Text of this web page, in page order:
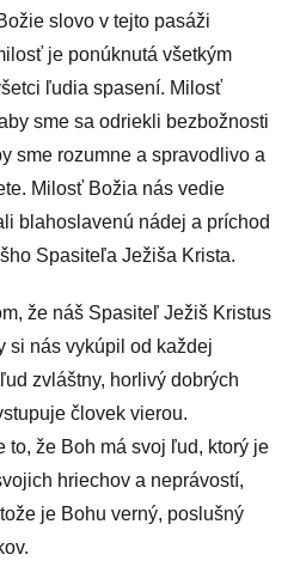
slovo v tejto pasáži
je ponúknutá všetkým
ľudia spasení. Milosť
sme sa odriekli bezbožnosti
sme rozumne a spravodlivo a
Milosť Božia nás vedie
blahoslavenú nádej a príchod
Spasiteľa Ježiša Krista.
že náš Spasiteľ Ježiš Kristus
si nás vykúpil od každej
zvláštny, horlivý dobrých
človek vierou.
to, že Boh má svoj ľud, ktorý je
hriechov a neprávostí,
je Bohu verný, poslušný